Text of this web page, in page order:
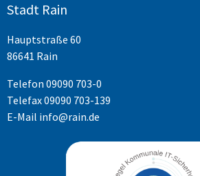
Stadt Rain
Hauptstraße 60
86641 Rain
Telefon 09090 703-0
Telefax 09090 703-139
E-Mail info@rain.de